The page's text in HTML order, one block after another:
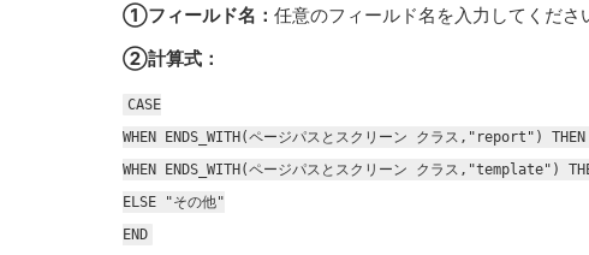
①フィールド名： 任意のフィールド名を入力してくださ
②計算式：
CASE
WHEN ENDS_WITH(ページパスとスクリーン クラス,"report")
WHEN ENDS_WITH(ページパスとスクリーン クラス,"template")
ELSE "その他"
END